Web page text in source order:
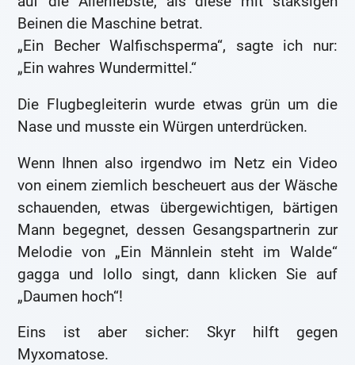
Beinen die Maschine betrat.
„Ein Becher Walfischsperma“, sagte ich nur:
„Ein wahres Wundermittel.“
Die Flugbegleiterin wurde etwas grün um die
Nase und musste ein Würgen unterdrücken.
Wenn Ihnen also irgendwo im Netz ein Video
von einem ziemlich bescheuert aus der Wäsche
schauenden, etwas übergewichtigen, bärtigen
Mann begegnet, dessen Gesangspartnerin zur
Melodie von „Ein Männlein steht im Walde“
gagga und lollo singt, dann klicken Sie auf
„Daumen hoch“!
Eins ist aber sicher: Skyr hilft gegen
Myxomatose.